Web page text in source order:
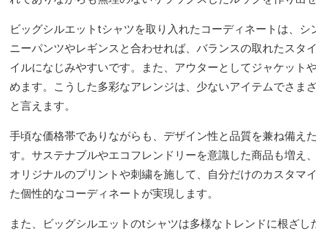
ビッグシルエットtシャツを取り入れたコーディネートは、
ニーパンツやレギンスと合わせれば、バランスの取れたスタ
イルになじみやすいです。また、アウターとしてジャケット
めます。こうした多彩なアレンジは、少ないアイテムでさま
と言えます。
手頃な価格帯でありながらも、デザイン性と品質を兼ね備え
す。サステナブルやエコフレンドリーを意識した商品も増え
オリジナルのプリントや刺繍を施して、自分だけのカスタマ
た個性的なコーディネートが実現します。
また、ビッグシルエットのtシャツは多様なトレンドに根ざ